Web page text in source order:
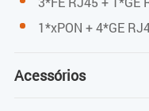
Dimensões do item
1*xPON + 4*GE
Acessórios